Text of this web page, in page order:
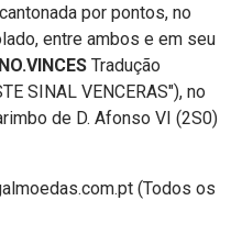
por pontos, no
entre ambos e em seu
Tradução
SINAL VENCERAS"), no
de D. Afonso VI (2S0)
(Todos os